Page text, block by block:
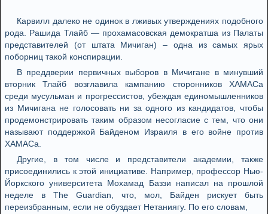
Карвилл далеко не одинок в лживых утверждениях подобного
рода. Рашида Тлайб — прохамасовская демократша из Палаты
представителей (от штата Мичиган) – одна из самых ярых
поборниц такой конспирации.
В преддверии первичных выборов в Мичигане в минувший
вторник Тлайб возглавилa кампанию сторонников ХАМАСа
среди мусульман и прогрессистов, убеждая единомышленников
из Мичигана не голосовать ни за одного из кандидатов, чтобы
продемонстрировать таким образом несогласие с тем, что они
называют поддержкой Байденом Израиля в его войне против
ХАМАСа.
Другие, в том числе и представители академии, также
присоединились к этой инициативе. Например, профессор Нью-
Йоркского университета Мохамад Баззи написал на прошлой
неделе в The Guardian, что, мол, Байден рискует быть
переизбранным, если не обуздает Нетаниягу. По его словам,